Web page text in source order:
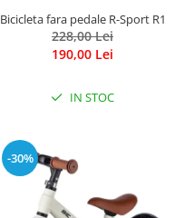
Bicicleta fara pedale R-Sport R1
228,00 Lei
190,00 Lei
IN STOC
-30%